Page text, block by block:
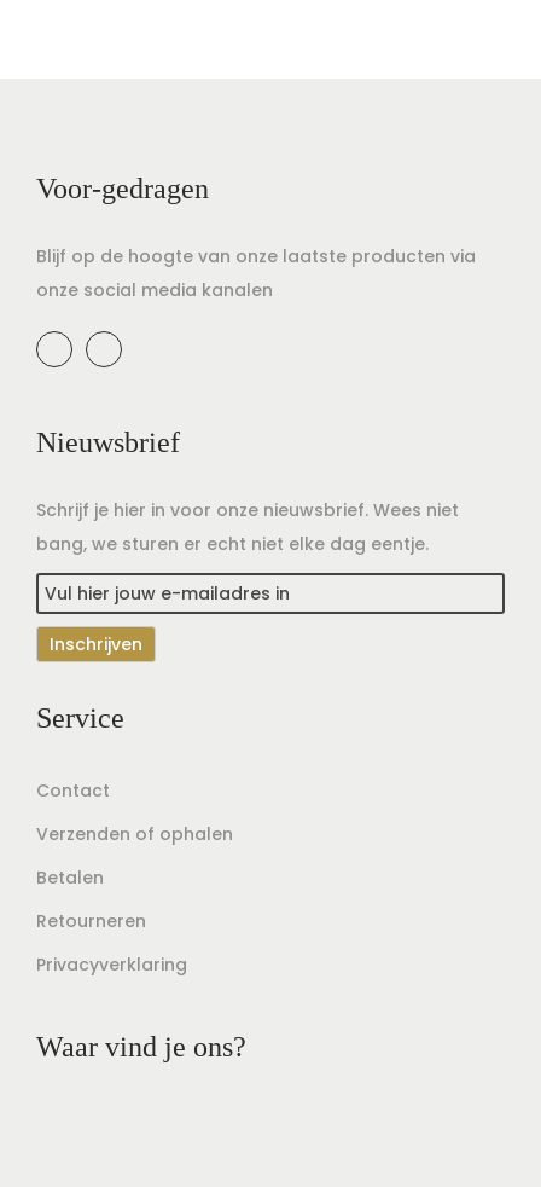
Voor-gedragen
Blijf op de hoogte van onze laatste producten via
onze social media kanalen
Nieuwsbrief
Schrijf je hier in voor onze nieuwsbrief. Wees niet
bang, we sturen er echt niet elke dag eentje.
Service
Contact
Verzenden of ophalen
Betalen
Retourneren
Privacyverklaring
Waar vind je ons?